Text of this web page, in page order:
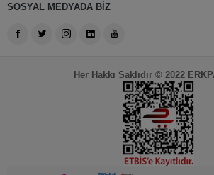
SOSYAL MEDYADA BİZ
Her Hakkı Saklıdır © 2022